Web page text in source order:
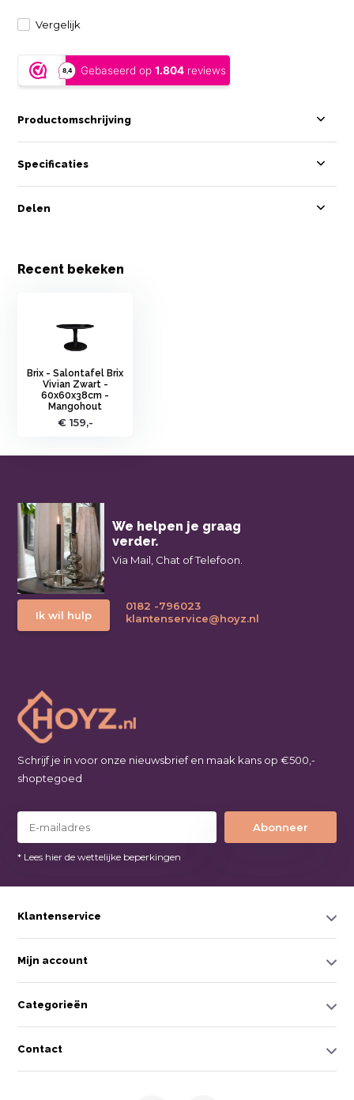
Vergelijk
Productomschrijving
Specificaties
Delen
Recent bekeken
Brix - Salontafel Brix
Vivian Zwart -
60x60x38cm -
Mangohout
€ 159,-
We helpen je graag
verder.
Via Mail, Chat of Telefoon.
Ik wil hulp
0182 -796023
klantenservice@hoyz.nl
Schrijf je in voor onze nieuwsbrief en maak kans op €500,-
shoptegoed
Abonneer
* Lees hier de wettelijke beperkingen
Klantenservice
Mijn account
Categorieën
Contact